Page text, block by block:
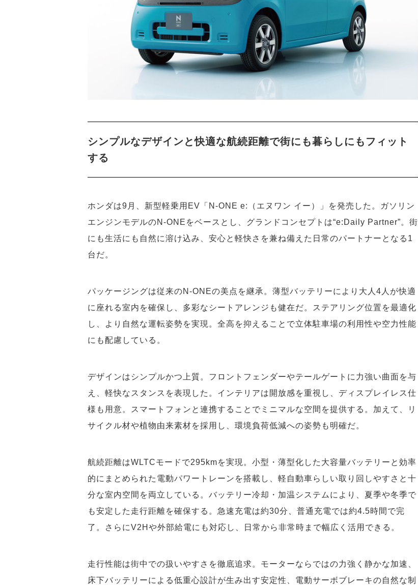
シンプルなデザインと快適な航続距離で街にも暮らしにもフィット
する
ホンダは9月、新型軽乗用EV「N-ONE e:（エヌワン イー）」を発売した。ガソリン
エンジンモデルのN-ONEをベースとし、グランドコンセプトは“e:Daily Partner”。街
にも生活にも自然に溶け込み、安心と軽快さを兼ね備えた日常のパートナーとなる1
台だ。
パッケージングは従来のN-ONEの美点を継承。薄型バッテリーにより大人4人が快適
に座れる室内を確保し、多彩なシートアレンジも健在だ。ステアリング位置を最適化
し、より自然な運転姿勢を実現。全高を抑えることで立体駐車場の利用性や空力性能
にも配慮している。
デザインはシンプルかつ上質。フロントフェンダーやテールゲートに力強い曲面を与
え、軽快なスタンスを表現した。インテリアは開放感を重視し、ディスプレイレス仕
様も用意。スマートフォンと連携することでミニマルな空間を提供する。加えて、リ
サイクル材や植物由来素材を採用し、環境負荷低減への姿勢も明確だ。
航続距離はWLTCモードで295kmを実現。小型・薄型化した大容量バッテリーと効率
的にまとめられた電動パワートレーンを搭載し、軽自動車らしい取り回しやすさと十
分な室内空間を両立している。バッテリー冷却・加温システムにより、夏季や冬季で
も安定した走行距離を確保する。急速充電は約30分、普通充電では約4.5時間で完
了。さらにV2Hや外部給電にも対応し、日常から非常時まで幅広く活用できる。
走行性能は街中での扱いやすさを徹底追求。モーターならではの力強く静かな加速、
床下バッテリーによる低重心設計が生み出す安定性、電動サーボブレーキの自然な制